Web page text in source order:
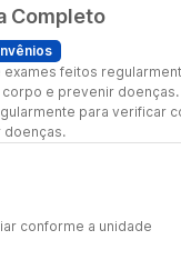
Completo
exames feitos
e prevenir doenças.
para verificar
doenças.
conforme a unidade